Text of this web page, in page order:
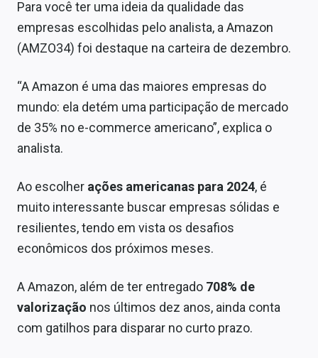
Para você ter uma ideia da qualidade das
empresas escolhidas pelo analista, a Amazon
(AMZO34) foi destaque na carteira de dezembro.
“A Amazon é uma das maiores empresas do
mundo: ela detém uma participação de mercado
de 35% no e-commerce americano”, explica o
analista.
Ao escolher ações americanas para 2024, é
muito interessante buscar empresas sólidas e
resilientes, tendo em vista os desafios
econômicos dos próximos meses.
A Amazon, além de ter entregado 708% de
valorização nos últimos dez anos, ainda conta
com gatilhos para disparar no curto prazo.